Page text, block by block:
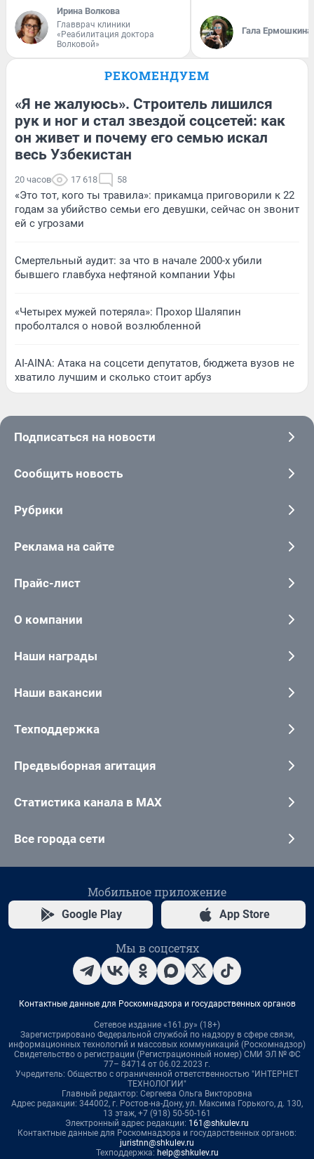
Ирина Волкова
Главврач клиники
«Реабилитация доктора
Волковой»
Гала Ермошкина
РЕКОМЕНДУЕМ
«Я не жалуюсь». Строитель лишился
рук и ног и стал звездой соцсетей: как
он живет и почему его семью искал
весь Узбекистан
20 часов 17 618 58
«Это тот, кого ты травила»: прикамца приговорили к 22
годам за убийство семьи его девушки, сейчас он звонит
ей с угрозами
Смертельный аудит: за что в начале 2000-х убили
бывшего главбуха нефтяной компании Уфы
«Четырех мужей потеряла»: Прохор Шаляпин
проболтался о новой возлюбленной
AI-AINA: Атака на соцсети депутатов, бюджета вузов не
хватило лучшим и сколько стоит арбуз
Подписаться на новости
Сообщить новость
Рубрики
Реклама на сайте
Прайс-лист
О компании
Наши награды
Наши вакансии
Техподдержка
Предвыборная агитация
Статистика канала в MAX
Все города сети
Мобильное приложение
Google Play App Store
Мы в соцсетях
Контактные данные для Роскомнадзора и государственных органов
Сетевое издание «161.ру» (18+)
Зарегистрировано Федеральной службой по надзору в сфере связи,
информационных технологий и массовых коммуникаций (Роскомнадзор)
Свидетельство о регистрации (Регистрационный номер) СМИ ЭЛ № ФС
77– 84714 от 06.02.2023 г.
Учредитель: Общество с ограниченной ответственностью "ИНТЕРНЕТ
ТЕХНОЛОГИИ"
Главный редактор: Сергеева Ольга Викторовна
Адрес редакции: 344002, г. Ростов-на-Дону, ул. Максима Горького, д. 130,
13 этаж, +7 (918) 50-50-161
Электронный адрес редакции: 161@shkulev.ru
Контактные данные для Роскомнадзора и государственных органов:
juristnn@shkulev.ru
Техподдержка: help@shkulev.ru